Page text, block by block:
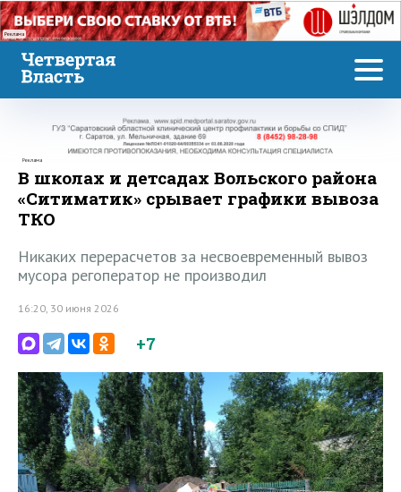
Реклама
Реклама
В школах и детсадах Вольского района
«Ситиматик» срывает графики вывоза
ТКО
Никаких перерасчетов за несвоевременный вывоз
мусора регоператор не производил
16:20, 30 июня 2026
+7